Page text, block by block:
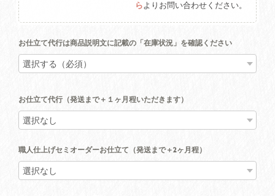
らよりお問い合わせください。
お仕立て代行は商品説明文に記載の「在庫状況」を確認ください
お仕立て代行（発送まで＋１ヶ月程いただきます）
職人仕上げセミオーダーお仕立て（発送まで＋2ヶ月程）